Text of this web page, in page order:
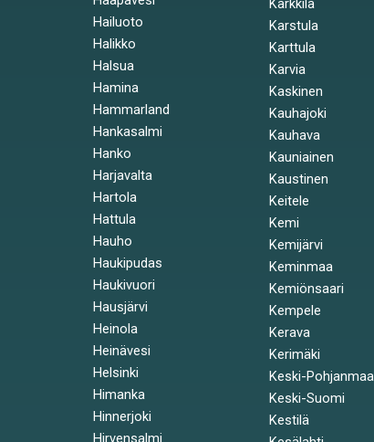
Hailuoto
Halikko
Halsua
Hamina
Hammarland
Hankasalmi
Hanko
Harjavalta
Hartola
Hattula
Hauho
Haukipudas
Haukivuori
Hausjärvi
Heinola
Heinävesi
Helsinki
Himanka
Hinnerjoki
Hirvensalmi
Karkkila
Karstula
Karttula
Karvia
Kaskinen
Kauhajoki
Kauhava
Kauniainen
Kaustinen
Keitele
Kemi
Kemijärvi
Keminmaa
Kemiönsaari
Kempele
Kerava
Kerimäki
Keski-Pohjanmaa
Keski-Suomi
Kestilä